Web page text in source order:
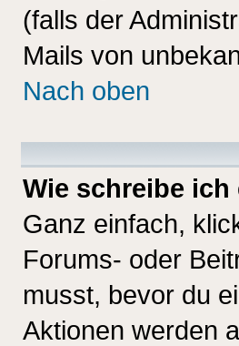
(falls der
Mails von
Nach oben
Wie schreibe
Ganz einfach,
Forums- oder
musst, bevor du
Aktionen werden